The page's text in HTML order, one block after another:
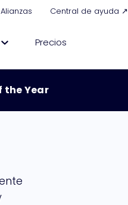
Alianzas Central de ayuda ↗
Precios
the Year
Year